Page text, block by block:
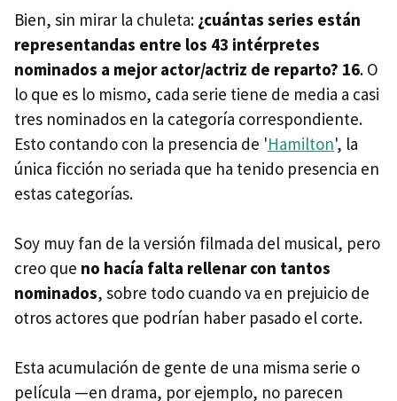
Bien, sin mirar la chuleta: ¿cuántas series están
representandas entre los 43 intérpretes
nominados a mejor actor/actriz de reparto? 16. O
lo que es lo mismo, cada serie tiene de media a casi
tres nominados en la categoría correspondiente.
Esto contando con la presencia de 'Hamilton', la
única ficción no seriada que ha tenido presencia en
estas categorías.
Soy muy fan de la versión filmada del musical, pero
creo que no hacía falta rellenar con tantos
nominados, sobre todo cuando va en prejuicio de
otros actores que podrían haber pasado el corte.
Esta acumulación de gente de una misma serie o
película —en drama, por ejemplo, no parecen